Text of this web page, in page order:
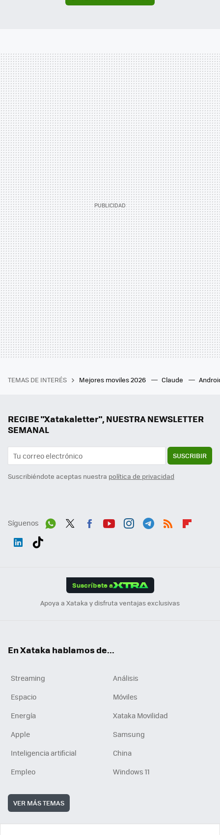
TEMAS DE INTERÉS Mejores moviles 2026 Claude
RECIBE "Xatakaletter", NUESTRA NEWSLETTER
SEMANAL
SUSCRIBIR
Suscribiéndote aceptas nuestra política de privacidad
Síguenos
Suscríbete a
Apoya a Xataka y disfruta ventajas exclusivas
En Xataka hablamos de...
Streaming
Análisis
Espacio
Móviles
Energía
Xataka Movilidad
Apple
Samsung
Inteligencia artificial
China
Empleo
Windows 11
VER MÁS TEMAS